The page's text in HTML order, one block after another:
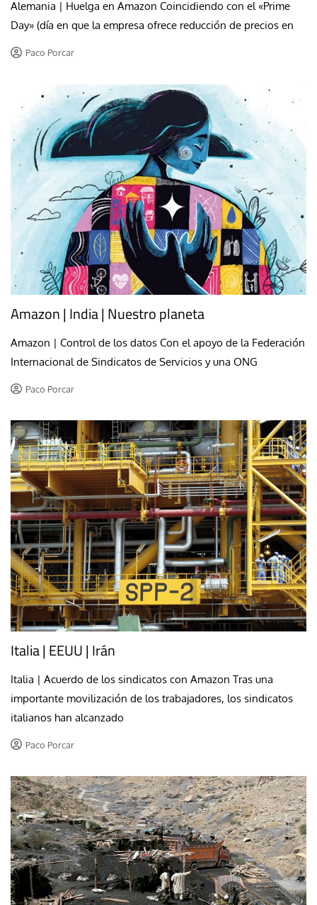
Alemania | Huelga en Amazon Coincidiendo con el «Prime
Day» (día en que la empresa ofrece reducción de precios en
Paco Porcar
Amazon | India | Nuestro planeta
Amazon | Control de los datos Con el apoyo de la Federación
Internacional de Sindicatos de Servicios y una ONG
Paco Porcar
Italia | EEUU | Irán
Italia | Acuerdo de los sindicatos con Amazon Tras una
importante movilización de los trabajadores, los sindicatos
italianos han alcanzado
Paco Porcar